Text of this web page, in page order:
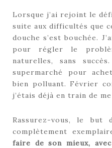
Lorsque j’ai rejoint le
suite aux difficultés que
douche s’est bouchée.
pour régler le
naturelles, sans
supermarché pour
bien polluant. Février
j’étais déjà en train de
Rassurez-vous, le but
complètement
faire de son mieux,